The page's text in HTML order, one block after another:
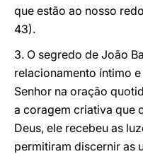
que estão ao nosso
43).
3. O segredo de João
relacionamento íntimo
Senhor na oração
a coragem criativa que
Deus, ele recebeu as
permitiram discernir as